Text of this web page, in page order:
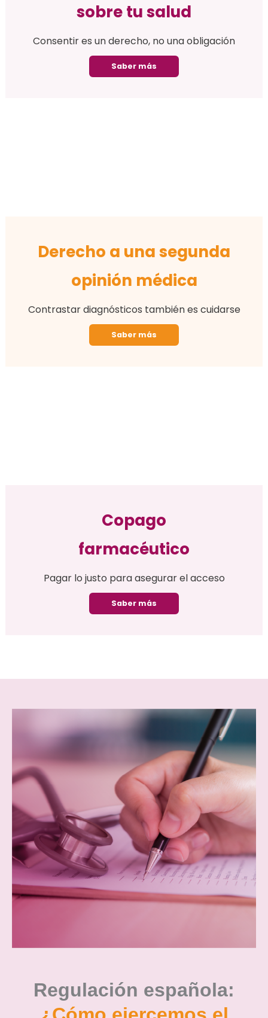
sobre tu salud
Consentir es un derecho, no una obligación
Saber más
Derecho a una segunda
opinión médica
Contrastar diagnósticos también es cuidarse
Saber más
Copago
farmacéutico
Pagar lo justo para asegurar el acceso
Saber más
Regulación española: